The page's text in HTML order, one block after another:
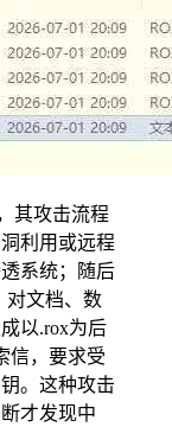
其攻击流程
利用或远程
系统；随后
对文档、数
以.rox为后
信，要求受
。这种攻击
才发现中